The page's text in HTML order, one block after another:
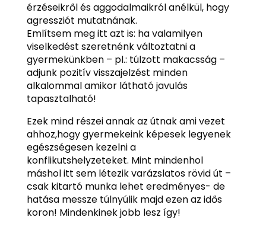
érzéseikről és aggodalmaikról anélkül, hogy
agressziót mutatnának.
Említsem meg itt azt is: ha valamilyen
viselkedést szeretnénk változtatni a
gyermekünkben – pl.: túlzott makacsság –
adjunk pozitív visszajelzést minden
alkalommal amikor látható javulás
tapasztalható!
Ezek mind részei annak az útnak ami vezet
ahhoz,hogy gyermekeink képesek legyenek
egészségesen kezelni a
konflikutshelyzeteket. Mint mindenhol
máshol itt sem létezik varázslatos rövid út –
csak kitartó munka lehet eredményes- de
hatása messze túlnyúlik majd ezen az idős
koron! Mindenkinek jobb lesz így!